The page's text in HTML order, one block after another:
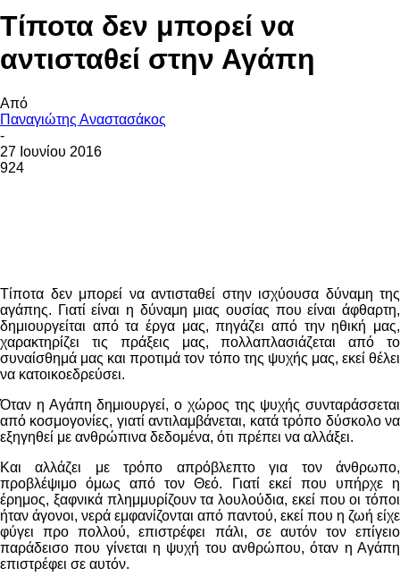
Τίποτα δεν μπορεί να
αντισταθεί στην Αγάπη
Από
Παναγιώτης Αναστασάκος
-
27 Ιουνίου 2016
924
Τίποτα δεν μπορεί να αντισταθεί στην ισχύουσα δύναμη της
αγάπης. Γιατί είναι η δύναμη μιας ουσίας που είναι άφθαρτη,
δημιουργείται από τα έργα μας, πηγάζει από την ηθική μας,
χαρακτηρίζει τις πράξεις μας, πολλαπλασιάζεται από το
συναίσθημά μας και προτιμά τον τόπο της ψυχής μας, εκεί θέλει
να κατοικοεδρεύσει.
Όταν η Αγάπη δημιουργεί, ο χώρος της ψυχής συνταράσσεται
από κοσμογονίες, γιατί αντιλαμβάνεται, κατά τρόπο δύσκολο να
εξηγηθεί με ανθρώπινα δεδομένα, ότι πρέπει να αλλάξει.
Και αλλάζει με τρόπο απρόβλεπτο για τον άνθρωπο,
προβλέψιμο όμως από τον Θεό. Γιατί εκεί που υπήρχε η
έρημος, ξαφνικά πλημμυρίζουν τα λουλούδια, εκεί που οι τόποι
ήταν άγονοι, νερά εμφανίζονται από παντού, εκεί που η ζωή είχε
φύγει προ πολλού, επιστρέφει πάλι, σε αυτόν τον επίγειο
παράδεισο που γίνεται η ψυχή του ανθρώπου, όταν η Αγάπη
επιστρέφει σε αυτόν.